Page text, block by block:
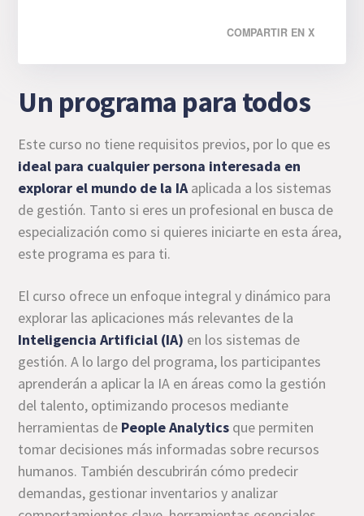
COMPARTIR EN X
Un programa para todos
Este curso no tiene requisitos previos, por lo que es
ideal para cualquier persona interesada en
explorar el mundo de la IA aplicada a los sistemas
de gestión. Tanto si eres un profesional en busca de
especialización como si quieres iniciarte en esta área,
este programa es para ti.
El curso ofrece un enfoque integral y dinámico para
explorar las aplicaciones más relevantes de la
Inteligencia Artificial (IA) en los sistemas de
gestión. A lo largo del programa, los participantes
aprenderán a aplicar la IA en áreas como la gestión
del talento, optimizando procesos mediante
herramientas de People Analytics que permiten
tomar decisiones más informadas sobre recursos
humanos. También descubrirán cómo predecir
demandas, gestionar inventarios y analizar